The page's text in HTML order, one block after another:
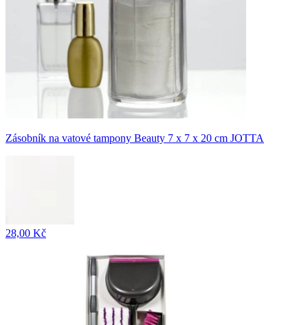
Zásobník na vatové tampony Beauty 7 x 7 x 20 cm JOTTA
28,00 Kč